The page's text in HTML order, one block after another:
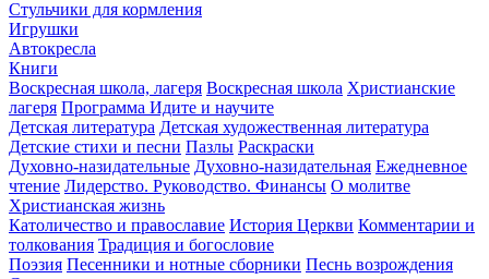
Стульчики для кормления
Игрушки
Автокресла
Книги
Воскресная школа, лагеря Воскресная школа Христианские
лагеря Программа Идите и научите
Детская литература Детская художественная литература
Детские стихи и песни Пазлы Раскраски
Духовно-назидательные Духовно-назидательная Ежедневное
чтение Лидерство. Руководство. Финансы О молитве
Христианская жизнь
Католичество и православие История Церкви Комментарии и
толкования Традиция и богословие
Поэзия Песенники и нотные сборники Песнь возрождения